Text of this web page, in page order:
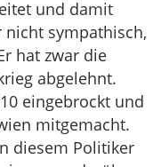
und damit
sympathisch,
hat zwar die
abgelehnt.
eingebrockt und
mitgemacht.
diesem Politiker